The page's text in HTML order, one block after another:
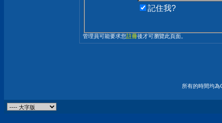
記住我?
管理員可能要求您註冊後才可瀏覽此頁面。
所有的時間均為